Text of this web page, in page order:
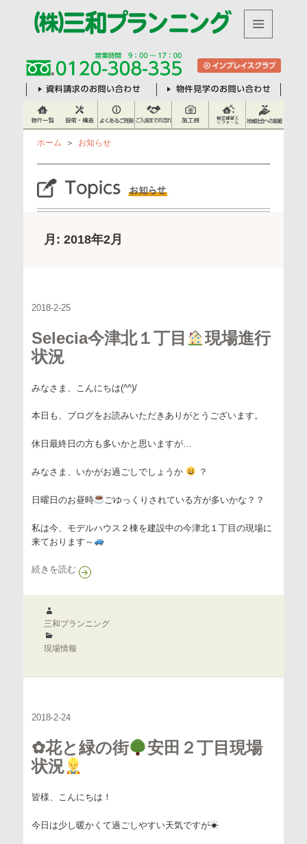
式
会
社
三
和
プ
ラ
ン
ン
ーとウ
ィジェ
ホーム ＞ お知らせ
月: 2018年2月
2018-2-25
Selecia今津北１丁目
現場進行
状況
みなさま、こんにちは(^^)/
本日も、ブログをお読みいただきありがとうございます。
休日最終日の方も多いかと思いますが…
みなさま、いかがお過ごしでしょうか ？
日曜日のお昼時 ごゆっくりされている方が多いかな？？
私は今、モデルハウス２棟を建設中の今津北１丁目の現場に
来ております～
続きを読む Selecia今津北１丁目
成
三和プランニング
テ
現場情報
2018-2-24
✿花と緑の街
安田２丁目現場
状況
皆様、こんにちは！
今日は少し暖かくて過ごしやすい天気ですが☀